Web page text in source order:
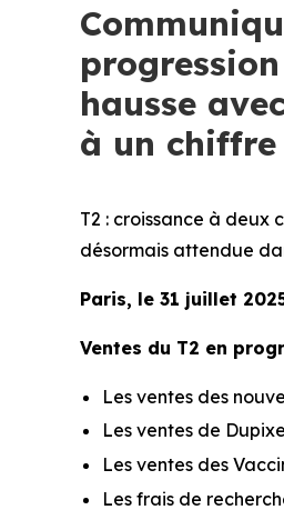
hausse
à un chiffre
T2 : croissance à deux
désormais attendue
Paris, le 31 juillet
Ventes du T2 en
Les ventes des
Les ventes de
Les ventes des
Les frais de